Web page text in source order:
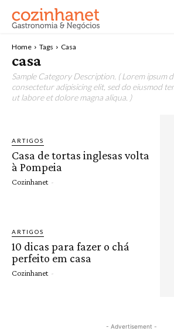
Home Tags Casa
casa
Sample Category Description. ( Lorem ipsum
consectetur adipisicing elit, sed do eiusmod
ut labore et dolore magna aliqua. )
ARTIGOS
Casa de tortas inglesas volta
à Pompeia
Cozinhanet -
ARTIGOS
10 dicas para fazer o chá
perfeito em casa
Cozinhanet -
- Advertisement -